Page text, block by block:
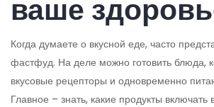
ваше
Когда думаете о вкусной еде, часто
фастфуд. На деле можно готовить блюда,
вкусовые рецепторы и одновременно
Главное – знать, какие продукты включать